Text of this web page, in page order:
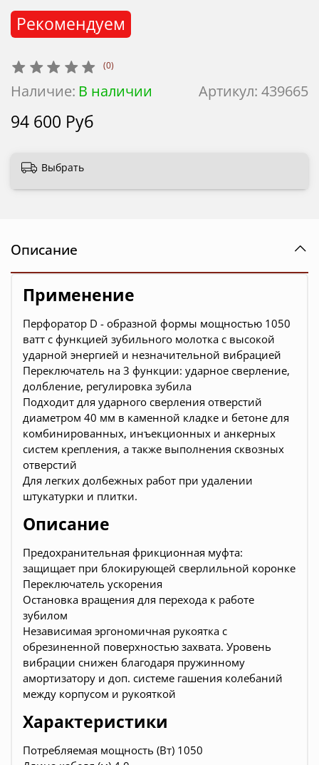
(0)
Артикул: 439665
Наличие: В наличии
Рекомендуем
94 600 Руб
Выбрать
Описание
Применение
Перфоратор D - образной формы мощностью 1050
ватт с функцией зубильного молотка с высокой
ударной энергией и незначительной вибрацией
Переключатель на 3 функции: ударное сверление,
долбление, регулировка зубила
Подходит для ударного сверления отверстий
диаметром 40 мм в каменной кладке и бетоне для
комбинированных, инъекционных и анкерных
систем крепления, а также выполнения сквозных
отверстий
Для легких долбежных работ при удалении
штукатурки и плитки.
Описание
Предохранительная фрикционная муфта:
защищает при блокирующей сверлильной коронке
Переключатель ускорения
Остановка вращения для перехода к работе
зубилом
Независимая эргономичная рукоятка с
обрезиненной поверхностью захвата. Уровень
вибрации снижен благодаря пружинному
амортизатору и доп. системе гашения колебаний
между корпусом и рукояткой
Характеристики
Потребляемая мощность (Вт) 1050